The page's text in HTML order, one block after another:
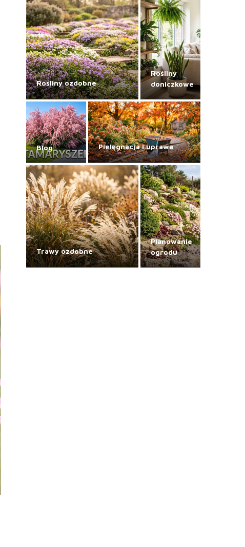
Rośliny ozdobne
Rośliny
doniczkowe
Blog Pielęgnacja i uprawa
Trawy ozdobne
Planowanie
ogrodu